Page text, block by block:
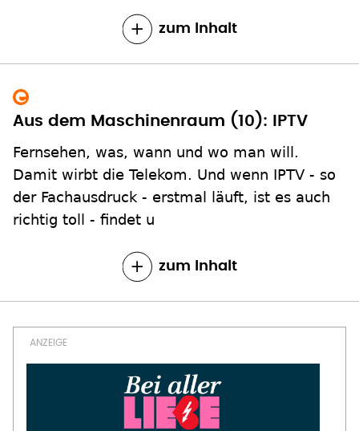
zum Inhalt
Aus dem Maschinenraum (10): IPTV
Fernsehen, was, wann und wo man will.
Damit wirbt die Telekom. Und wenn IPTV - so
der Fachausdruck - erstmal läuft, ist es auch
richtig toll - findet u
zum Inhalt